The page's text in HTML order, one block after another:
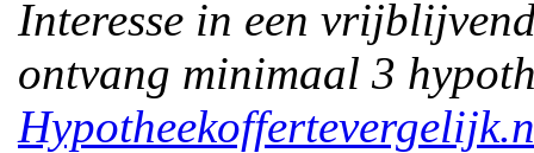
Interesse in een
ontvang minimaal 3